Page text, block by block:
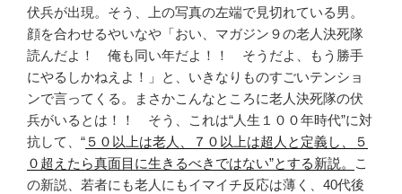
伏兵が出現。そう、上の写真の左端で見切れている男。
顔を合わせるやいなや「おい、マガジン９の老人決死隊
読んだよ！ 俺も同い年だよ！！ そうだよ、もう勝手
にやるしかねえよ！」と、いきなりものすごいテンショ
ンで言ってくる。まさかこんなところに老人決死隊の伏
兵がいるとは！！ そう、これは“人生１００年時代”に対
抗して、“ ５０以上は老人、７０以上は超人と定義し、５
０超えたら真面目に生きるべきではない”とする新説。
こ
の新説、若者にも老人にもイマイチ反応は薄く、40代後